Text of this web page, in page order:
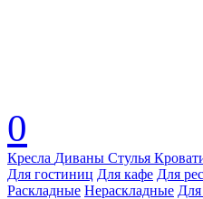
0
Кресла Диваны Стулья
Для гостиниц Для кафе Для
Раскладные Нераскладные